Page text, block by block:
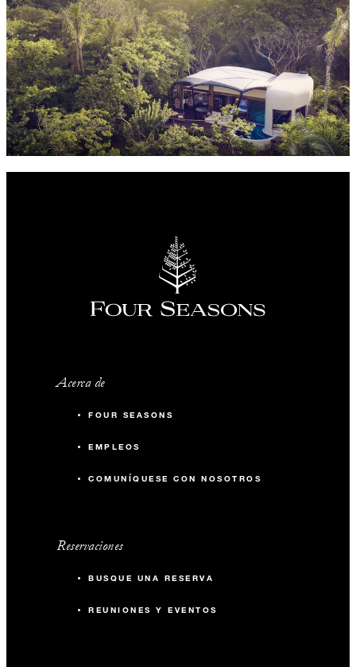
Acerca de
FOUR SEASONS
EMPLEOS
COMUNÍQUESE CON NOSOTROS
Reservaciones
BUSQUE UNA RESERVA
REUNIONES Y EVENTOS